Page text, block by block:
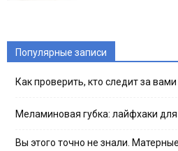
Популярные записи
Как проверить, кто следит за
Меламиновая губка: лайфхаки
Вы этого точно не знали.